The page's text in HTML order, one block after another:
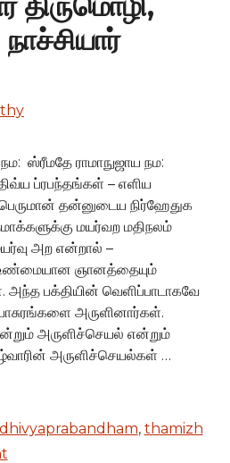
ஸ்ரீமதே ராமாநுஜாய நம:
ப்ரபந்தங்கள் – எளிய
தன்னுடைய நிர்ஹேதுக
மயர்வற மதிநலம்
அற என்றால் –
ஞானத்தையும்
அந்த பக்தியின் வெளிப்பாடாகவே
அருளினார்கள்.
அருளிச்செயல் என்றும்
அருளிச்செயல்கள் …
, thamizh